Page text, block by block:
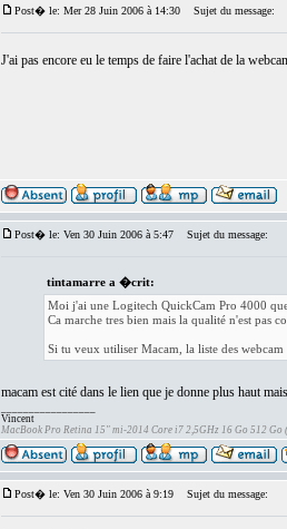
Post� le: Mer 28 Juin 2006 à 14:30 Sujet du message:
J'ai pas encore eu le temps de faire l'achat de la
Post� le: Ven 30 Juin 2006 à 5:47 Sujet du message:
tintamarre a �crit:
Moi j'ai une Logitech QuickCam Pro 4000
Ca marche tres bien mais la qualité n'est pas
Si tu veux utiliser Macam, la liste des
macam est cité dans le lien que je donne plus haut
Vincent
MacBook Pro Retina 15" mi-2014 Core i7 2,5GHz 16 Go 512 Go
Post� le: Ven 30 Juin 2006 à 9:19 Sujet du message: